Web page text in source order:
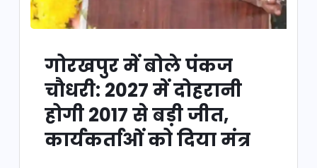
गोरखपुर में बोले पंकज
चौधरी: 2027 में दोहरानी
होगी 2017 से बड़ी जीत,
कार्यकर्ताओं को दिया मंत्र